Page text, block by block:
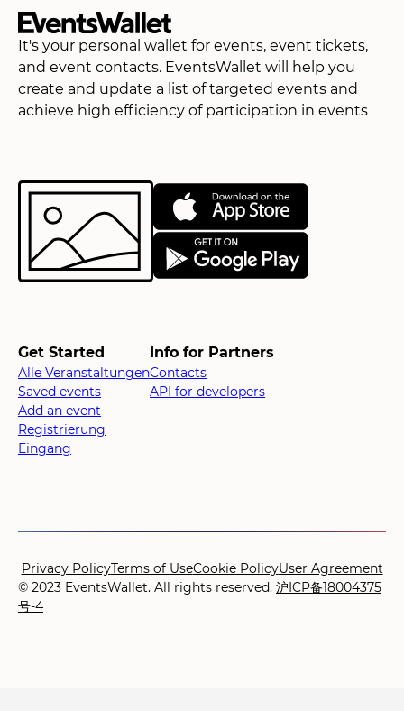
It's your personal wallet for events, event tickets,
and event contacts. EventsWallet will help you
create and update a list of targeted events and
achieve high efficiency of participation in events
Get Started
Alle Veranstaltungen
Saved events
Add an event
Registrierung
Eingang
Info for Partners
Contacts
API for developers
© 2023 EventsWallet. All rights reserved. 沪ICP备18004375
号-4
Privacy PolicyTerms of UseCookie PolicyUser Agreement